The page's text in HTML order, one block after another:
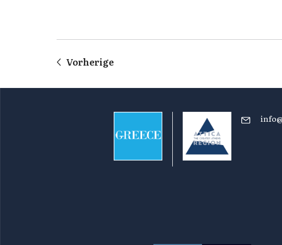
Vorherige